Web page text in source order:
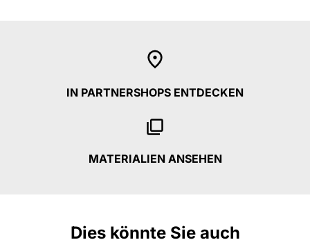
IN PARTNERSHOPS ENTDECKEN
MATERIALIEN ANSEHEN
Dies könnte Sie auch